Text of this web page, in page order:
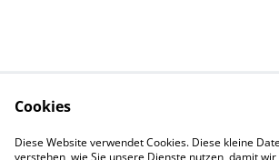
Events
Cookies
Diese Website verwendet Cookies. Diese kleine
verstehen, wie Sie unsere Dienste nutzen, damit